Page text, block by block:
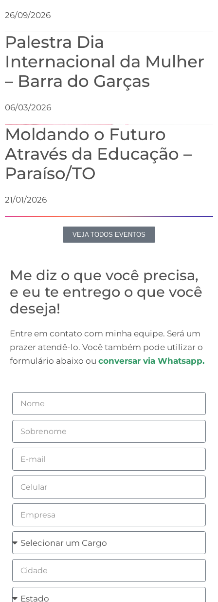
26/09/2026
Palestra Dia
Internacional da Mulher
– Barra do Garças
06/03/2026
Moldando o Futuro
Através da Educação –
Paraíso/TO
21/01/2026
VEJA TODOS EVENTOS
Me diz o que você precisa,
e eu te entrego o que você
deseja!
Entre em contato com minha equipe. Será um
prazer atendê-lo. Você também pode utilizar o
formulário abaixo ou conversar via Whatsapp.
Nome
Sobrenome
Email
Celular
Empresa
Cargo
Cidade
Estado